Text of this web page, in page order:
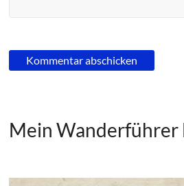
Mein Wanderführer